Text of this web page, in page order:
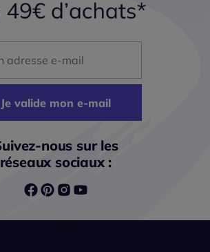
Je valide mon e-mail
nous sur les
réseaux sociaux :